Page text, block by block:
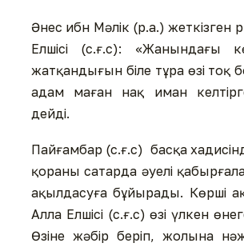
Әнес ибн Мәлік (р.а.) жеткізген
Елшісі (с.ғ.с): «Жанындағы
жатқандығын біле тұра өзі тоқ
адам маған нақ иман
дейді.
Пайғамбар (с.ғ.с) басқа
қораны сатарда әуелі
ақылдасуға бұйырады. Көрші
Алла Елшісі (с.ғ.с) өзі үлкен
Өзіне жәбір беріп, жолына